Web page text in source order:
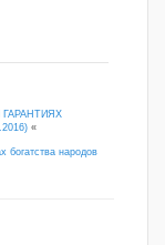
«
богатства народов